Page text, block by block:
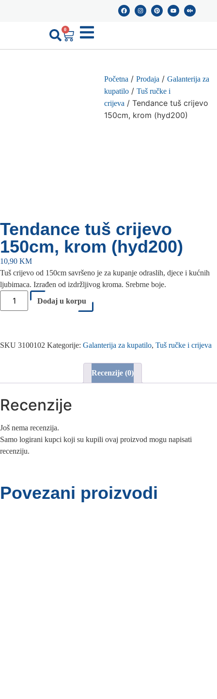
0
Početna /Prodaja /Galanterija za
kupatilo /Tuš ručke i
crijeva / Tendance tuš crijevo
150cm, krom (hyd200)
Tendance tuš crijevo
150cm, krom (hyd200)
10,90 KM
Tuš crijevo od 150cm savršeno je za kupanje odraslih, djece i kućnih
ljubimaca. Izrađen od izdržljivog kroma. Srebrne boje.
Dodaj u korpu
SKU 3100102 Kategorije: Galanterija za kupatilo, Tuš ručke i crijeva
Recenzije (0)
Recenzije
Još nema recenzija.
Samo logirani kupci koji su kupili ovaj proizvod mogu napisati
recenziju.
Povezani proizvodi